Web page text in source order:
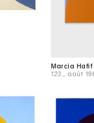
Marcia Hafif
123.
, août